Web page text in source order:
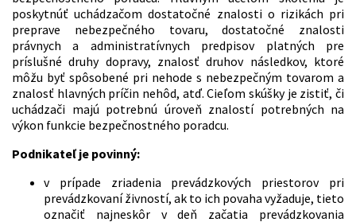
poskytnúť uchádzačom dostatočné znalosti o rizikách pri
preprave nebezpečného tovaru, dostatočné znalosti
právnych a administratívnych predpisov platných pre
príslušné druhy dopravy, znalosť druhov následkov, ktoré
môžu byť spôsobené pri nehode s nebezpečným tovarom a
znalosť hlavných príčin nehôd, atď. Cieľom skúšky je zistiť, či
uchádzači majú potrebnú úroveň znalostí potrebných na
výkon funkcie bezpečnostného poradcu.
Podnikateľ je povinný:
v prípade zriadenia prevádzkových priestorov pri
prevádzkovaní živností, ak to ich povaha vyžaduje, tieto
označiť najneskôr v deň začatia prevádzkovania